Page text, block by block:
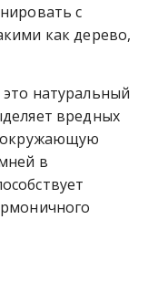
с
как дерево,
натуральный
вредных
окружающую
в